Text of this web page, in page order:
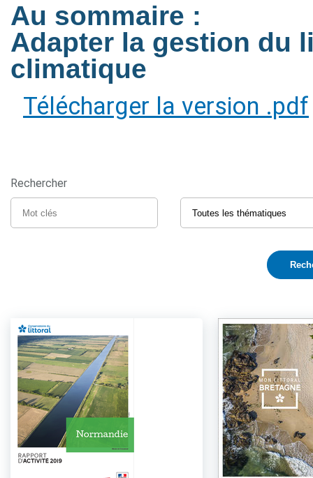
Au sommaire :
Adapter la gestion du
climatique
Télécharger la version .pdf
Rechercher